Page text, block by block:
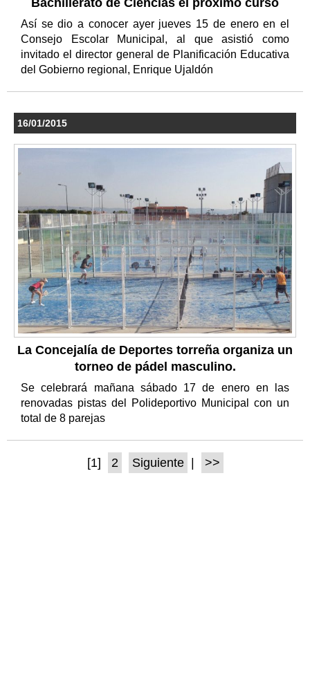
Bachillerato de Ciencias el próximo curso
Así se dio a conocer ayer jueves 15 de enero en el
Consejo Escolar Municipal, al que asistió como
invitado el director general de Planificación Educativa
del Gobierno regional, Enrique Ujaldón
16/01/2015
La Concejalía de Deportes torreña organiza un
torneo de pádel masculino.
Se celebrará mañana sábado 17 de enero en las
renovadas pistas del Polideportivo Municipal con un
total de 8 parejas
[1] 2 Siguiente | >>